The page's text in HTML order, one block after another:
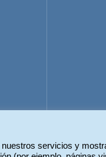
Web
servicios y